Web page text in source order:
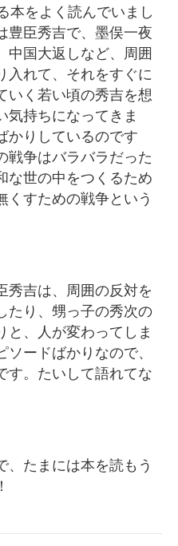
本をよく読んでいまし
豊臣秀吉で、墨俣一夜
中国大返しなど、周囲
入れて、それをすぐに
いく若い頃の秀吉を想
気持ちになってきま
かりしているのです
戦争はバラバラだった
な世の中をつくるため
くすための戦争という
秀吉は、周囲の反対を
たり、甥っ子の秀次の
と、人が変わってしま
ードばかりなので、
す。たいして語れてな
、たまには本を読もう